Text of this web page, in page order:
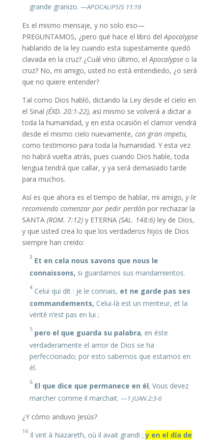
grande granizo. —APOCALIPSIS 11:19
Es el mismo mensaje, y no solo eso—
PREGUNTAMOS, ¿pero qué hace el libro del Apocalypse
hablando de la ley cuando esta supestamente quedó
clavada en la cruz? ¿Cuál vino último, el Apocalypseo la
cruz? No, mi amigo, usted no está entendiedo, ¿o será
que no quiere entender?
Tal como Dios habló, dictando la Ley desde el cielo en
el Sinaí(ÉXD. 20:1-22), así mismo se volverá a dictar a
toda la humanidad, y en esta ocasión el clamor vendrá
desde el mismo cielo nuevamente, con gran impetu,
como testimonio para toda la humanidad. Y esta vez
no habrá vuelta atrás, pues cuando Dios hable, toda
lengua tendrá que callar, y ya será demasiado tarde
para muchos.
Así es que ahora es el tiempo de hablar, mi amigo, y le
recomiendo comenzar por pedir perdónpor rechazar la
SANTA (ROM. 7:12)y ETERNA (SAL. 148:6)ley de Dios,
y que usted crea lo que los verdaderos hijos de Dios
siempre han creído:
3 Et en cela nous savons que nous le
connaissons, si guardamos sus mandamientos.
4Celui qui dit : je le connais, et ne garde pas ses
commandements, Celui-là est un menteur, et la
vérité n’est pas en lui ;
5 pero el que guarda su palabra, en éste
verdaderamente el amor de Dios se ha
perfeccionado; por esto sabemos que estamos en
él.
6 El que dice que permanece en él, Vous devez
marcher comme il marchait. —1 JUAN 2:3-6
¿Y cómo anduvo Jesús?
16Il vint à Nazareth, où il avait grandi ;y en el día de